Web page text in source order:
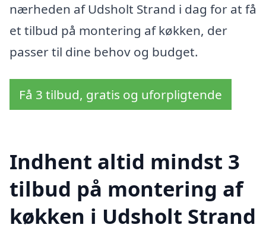
nærheden af Udsholt Strand i dag for at få
et tilbud på montering af køkken, der
passer til dine behov og budget.
Få 3 tilbud, gratis og uforpligtende
Indhent altid mindst 3
tilbud på montering af
køkken i Udsholt Strand